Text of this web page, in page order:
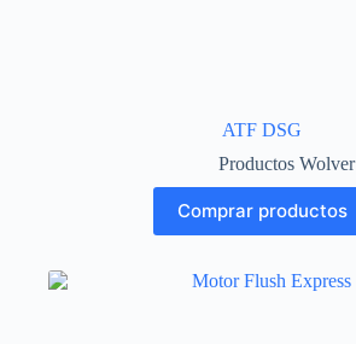
ATF DSG
Productos Wolver
Comprar productos